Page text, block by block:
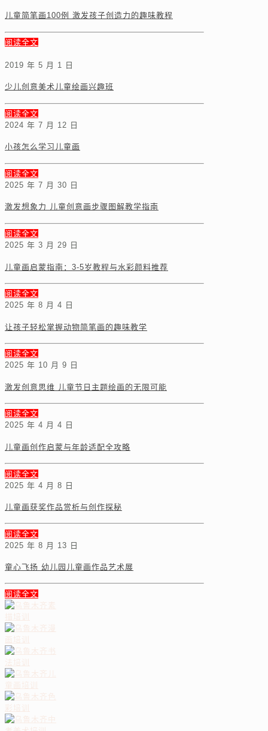
儿童简笔画100例 激发孩子创造力的趣味教程
阅读全文
2019 年 5 月 1 日
少儿创意美术儿童绘画兴趣班
阅读全文
2024 年 7 月 12 日
小孩怎么学习儿童画
阅读全文
2025 年 7 月 30 日
激发想象力 儿童创意画步骤图解教学指南
阅读全文
2025 年 3 月 29 日
儿童画启蒙指南：3-5岁教程与水彩颜料推荐
阅读全文
2025 年 8 月 4 日
让孩子轻松掌握动物简笔画的趣味教学
阅读全文
2025 年 10 月 9 日
激发创意思维 儿童节日主题绘画的无限可能
阅读全文
2025 年 4 月 4 日
儿童画创作启蒙与年龄适配全攻略
阅读全文
2025 年 4 月 8 日
儿童画获奖作品赏析与创作探秘
阅读全文
2025 年 8 月 13 日
童心飞扬 幼儿园儿童画作品艺术展
阅读全文